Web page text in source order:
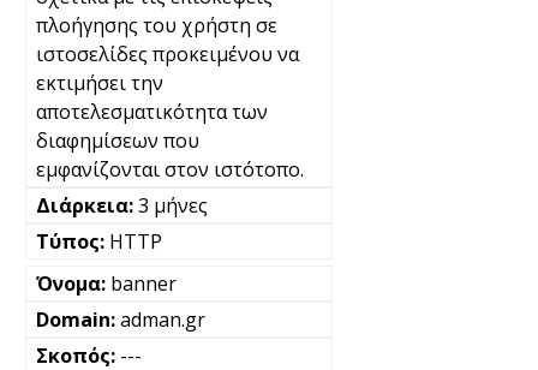
πλοήγησης του χρήστη σε
ιστοσελίδες προκειμένου να
εκτιμήσει την
αποτελεσματικότητα των
διαφημίσεων που
εμφανίζονται στον ιστότοπο.
3 μήνες
HTTP
banner
adman.gr
---